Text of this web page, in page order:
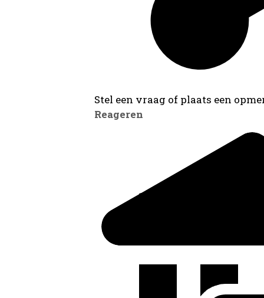
Stel een vraag of plaats een
Reageren